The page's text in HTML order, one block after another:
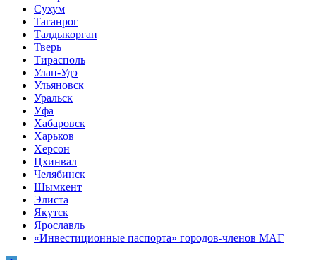
Сухум
Таганрог
Tалдыкорган
Тверь
Тирасполь
Улан-Удэ
Ульяновск
Уральск
Уфа
Хабаровск
Харьков
Херсон
Цхинвал
Челябинск
Шымкент
Элиста
Якутск
Ярославль
«Инвестиционные паспорта» городов-членов МАГ